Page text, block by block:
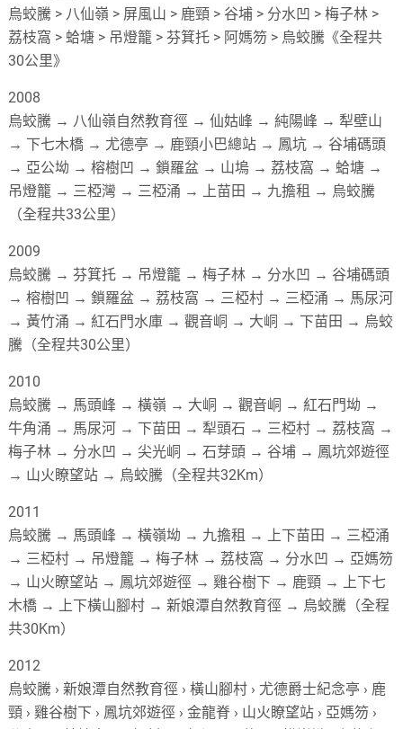
烏蛟騰 > 八仙嶺 > 屏風山 > 鹿頸 > 谷埔 > 分水凹 > 梅子林 >
荔枝窩 > 蛤塘 > 吊燈籠 > 芬箕托 > 阿媽笏 > 烏蛟騰《全程共
30公里》
2008
烏蛟騰 → 八仙嶺自然教育徑 → 仙姑峰 → 純陽峰 → 犁壁山
→ 下七木橋 → 尤德亭 → 鹿頸小巴總站 → 鳳坑 → 谷埔碼頭
→ 亞公坳 → 榕樹凹 → 鎖羅盆 → 山塢 → 荔枝窩 → 蛤塘 →
吊燈籠 → 三椏灣 → 三椏涌 → 上苗田 → 九擔租 → 烏蛟騰
（全程共33公里）
2009
烏蛟騰 → 芬箕托 → 吊燈籠 → 梅子林 → 分水凹 → 谷埔碼頭
→ 榕樹凹 → 鎖羅盆 → 荔枝窩 → 三椏村 → 三椏涌 → 馬尿河
→ 黃竹涌 → 紅石門水庫 → 觀音峒 → 大峒 → 下苗田 → 烏蛟
騰（全程共30公里）
2010
烏蛟騰 → 馬頭峰 → 橫嶺 → 大峒 → 觀音峒 → 紅石門坳 →
牛角涌 → 馬尿河 → 下苗田 → 犁頭石 → 三椏村 → 荔枝窩 →
梅子林 → 分水凹 → 尖光峒 → 石芽頭 → 谷埔 → 鳳坑郊遊徑
→ 山火瞭望站 → 烏蛟騰（全程共32Km）
2011
烏蛟騰 → 馬頭峰 → 橫嶺坳 → 九擔租 → 上下苗田 → 三椏涌
→ 三椏村 → 吊燈籠 → 梅子林 → 荔枝窩 → 分水凹 → 亞媽笏
→ 山火瞭望站 → 鳳坑郊遊徑 → 雞谷樹下 → 鹿頸 → 上下七
木橋 → 上下橫山腳村 → 新娘潭自然教育徑 → 烏蛟騰（全程
共30Km）
2012
烏蛟騰 › 新娘潭自然教育徑 › 橫山腳村 › 尤德爵士紀念亭 › 鹿
頸 › 雞谷樹下 › 鳳坑郊遊徑 › 金龍脊 › 山火瞭望站 › 亞媽笏 ›